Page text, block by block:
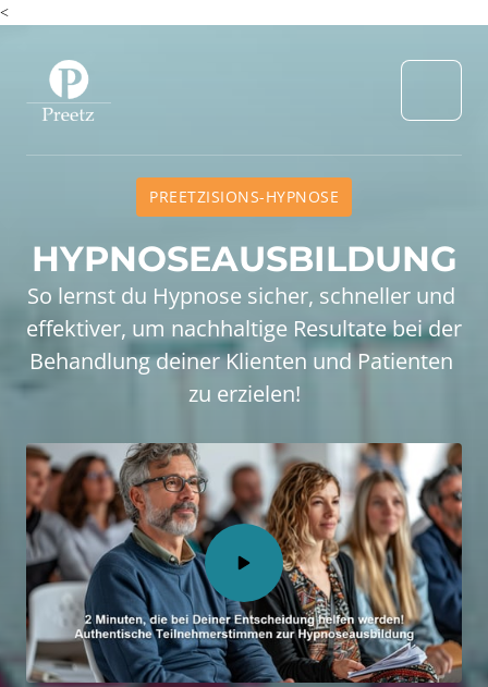
<
PREETZISIONS-HYPNOSE
HYPNOSEAUSBILDUNG
So lernst du Hypnose sicher, schneller und
effektiver, um nachhaltige Resultate bei der
Behandlung deiner Klienten und Patienten
zu erzielen!